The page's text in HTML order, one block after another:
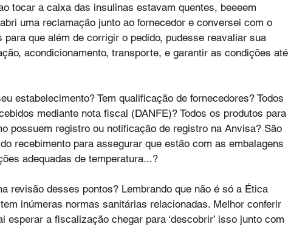
tocar a caixa das insulinas estavam quentes, beeeem
uma reclamação junto ao fornecedor e conversei com o
para que além de corrigir o pedido, pudesse reavaliar sua
acondicionamento, transporte, e garantir as condições até
estabelecimento? Tem qualificação de fornecedores? Todos
mediante nota fiscal (DANFE)? Todos os produtos para
possuem registro ou notificação de registro na Anvisa? São
recebimento para assegurar que estão com as embalagens
adequadas de temperatura...?
revisão desses pontos? Lembrando que não é só a Ética
inúmeras normas sanitárias relacionadas. Melhor conferir
esperar a fiscalização chegar para ‘descobrir’ isso junto com